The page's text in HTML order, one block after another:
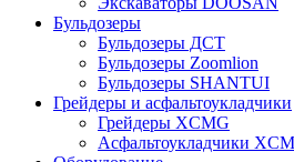
Бульдозеры
Бульдозеры ДСТ
Бульдозеры Zoomlion
Бульдозеры SHANTUI
Грейдеры и асфальтоукладчики
Грейдеры XCMG
Асфальтоукладчики